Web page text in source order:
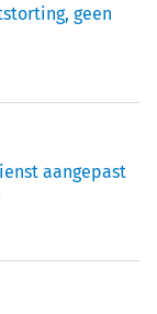
geen
aangepast